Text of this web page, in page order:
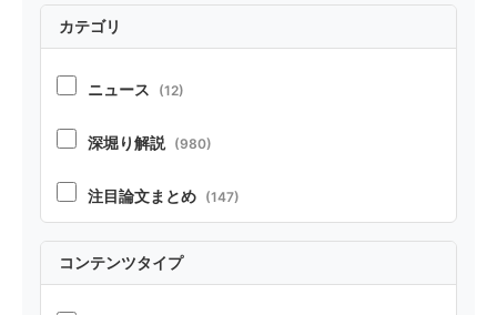
カテゴリ
ニュース (12)
深堀り解説 (980)
注目論文まとめ (147)
コンテンツタイプ